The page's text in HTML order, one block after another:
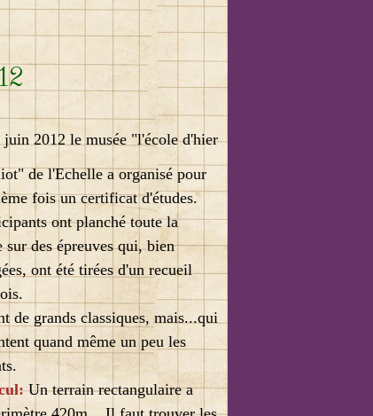
juin 2012 le musée "l'école d'hier
de l'Echelle a organisé pour
fois un certificat d'études.
ont planché toute la
sur des épreuves qui, bien
ont été tirées d'un recueil
de grands classiques, mais...qui
quand même un peu les
Un terrain rectangulaire a